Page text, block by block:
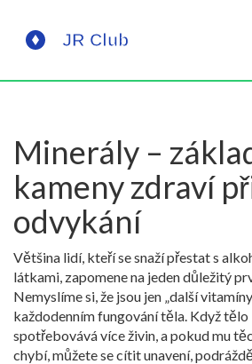
Minerály –
kameny zdraví
odvykání
Většina lidí, kteří se snaží přestat s
látkami, zapomene na jeden důležitý
Nemyslíme si, že jsou jen „další
každodenním fungování těla. Když
spotřebovává více živin, a pokud mu
chybí, můžete se cítit unavení,